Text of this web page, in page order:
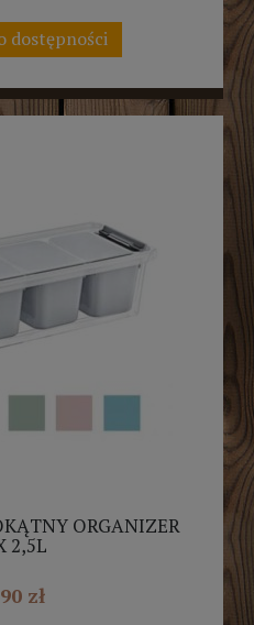
dostępności
ORGANIZER
2,5L
zł